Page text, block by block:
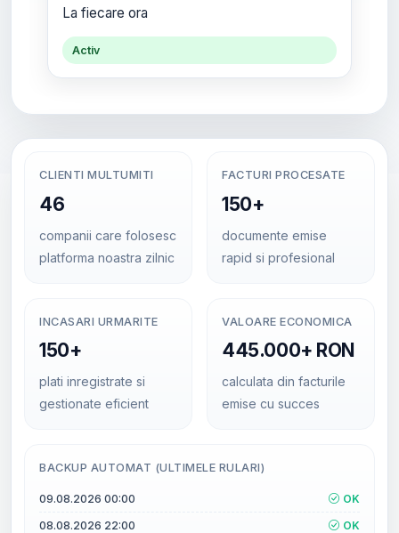
La fiecare ora
Activ
CLIENTI MULTUMITI
46
companii care folosesc
platforma noastra zilnic
FACTURI PROCESATE
150+
documente emise
rapid si profesional
INCASARI URMARITE
150+
plati inregistrate si
gestionate eficient
VALOARE ECONOMICA
445.000+ RON
calculata din facturile
emise cu succes
BACKUP AUTOMAT (ULTIMELE RULARI)
09.08.2026 00:00
OK
08.08.2026 22:00
OK